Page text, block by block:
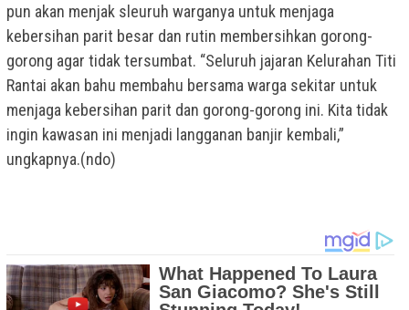
pun akan menjak sleuruh warganya untuk menjaga
kebersihan parit besar dan rutin membersihkan gorong-
gorong agar tidak tersumbat. “Seluruh jajaran Kelurahan Titi
Rantai akan bahu membahu bersama warga sekitar untuk
menjaga kebersihan parit dan gorong-gorong ini. Kita tidak
ingin kawasan ini menjadi langganan banjir kembali,”
ungkapnya.(ndo)